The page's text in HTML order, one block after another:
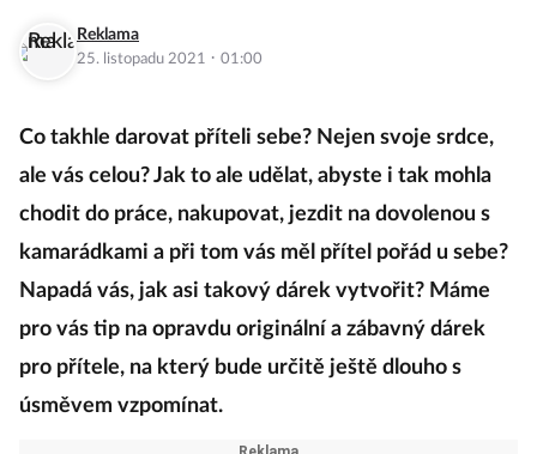
Jaký dárek pro přítele vybrat?
Reklama
25. listopadu 2021 01:00
Co takhle darovat příteli sebe? Nejen svoje srdce,
ale vás celou? Jak to ale udělat, abyste i tak mohla
chodit do práce, nakupovat, jezdit na dovolenou s
kamarádkami a při tom vás měl přítel pořád u sebe?
Napadá vás, jak asi takový dárek vytvořit? Máme